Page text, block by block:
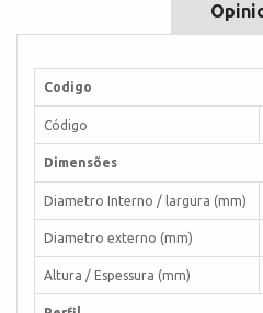
Codigo
Código
Dimensões
Diametro Interno / largura (mm)
Diametro externo (mm)
Altura / Espessura (mm)